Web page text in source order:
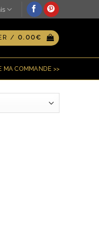
PERSONNALISÉE
/ 0.00€
MA COMMANDE >>